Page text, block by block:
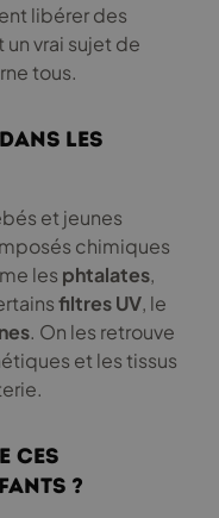
libérer des
vrai sujet de
tous.
les
et jeunes
chimiques
les phtalates,
filtres UV, le
. On les retrouve
et les tissus
ces
?